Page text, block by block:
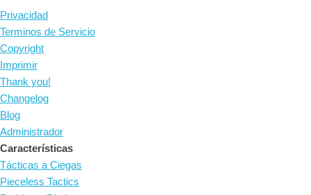
Privacidad
Terminos de Servicio
Copyright
Imprimir
Thank you!
Changelog
Blog
Administrador
Características
Tácticas a Ciegas
Pieceless Tactics